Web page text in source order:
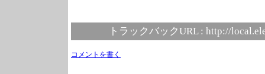
トラックバックURL : http://
コメントを書く